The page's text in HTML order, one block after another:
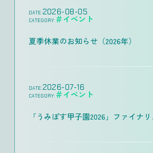
DATE:2026-08-05
CATEGORY: ＃イベント
夏季休業のお知らせ（2026年）
DATE:2026-07-16
CATEGORY: ＃イベント
「うみぽす甲子園2026」ファイナ